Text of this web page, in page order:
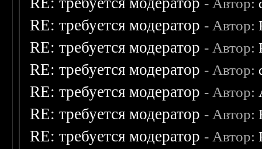
- Автор:
RE: требуется модератор - Автор:
RE: требуется модератор - Автор:
RE: требуется модератор - Автор:
RE: требуется модератор - Автор:
RE: требуется модератор - Автор:
RE: требуется модератор - Автор: